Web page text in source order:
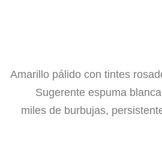
Amarillo pálido con tintes
Sugerente espuma
miles de burbujas,